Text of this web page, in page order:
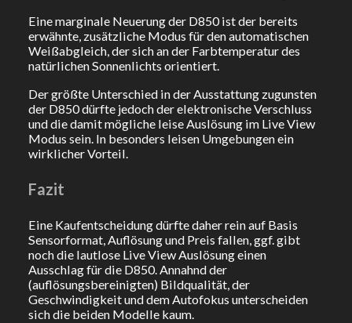
Eine marginale Neuerung der D850 ist der bereits
erwähnte, zusätzliche Modus für den automatischen
Weißabgleich, der sich an der Farbtemperatur des
natürlichen Sonnenlichts orientiert.
Der größte Unterschied in der Ausstattung zugunsten
der D850 dürfte jedoch der elektronische Verschluss
und die damit mögliche leise Auslösung im Live View
Modus sein. In besonders leisen Umgebungen ein
wirklicher Vorteil.
Fazit
Eine Kaufentscheidung dürfte daher rein auf Basis
Sensorformat, Auflösung und Preis fallen, ggf. gibt
noch die lautlose Live View Auslösung einen
Ausschlag für die D850. Annahnd der
(auflösungsbereinigten) Bildqualität, der
Geschwindigkeit und dem Autofokus unterscheiden
sich die beiden Modelle kaum.